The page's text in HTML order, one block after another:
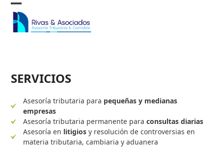
Skip
content
Open
mobile
Close
mobile
SERVICIOS
Asesoría tributaria para pequeñas y medianas
empresas
Asesoría tributaria permanente para consultas diarias
Asesoría en litigios y resolución de controversias en
materia tributaria, cambiaria y aduanera